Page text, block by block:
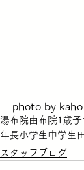
photo by kaho
湯布院由布院1歳子
年長小学生 中学生
スタッフブログ